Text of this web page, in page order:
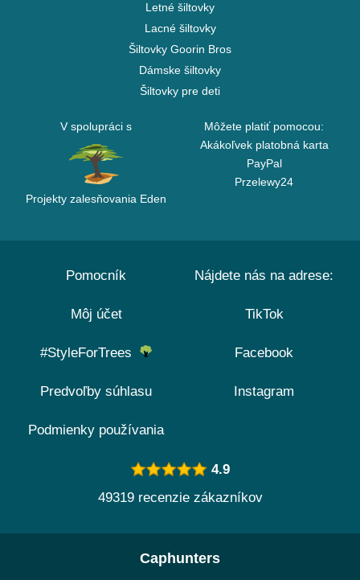
Letné šiltovky
Lacné šiltovky
Šiltovky Goorin Bros
Dámske šiltovky
Šiltovky pre deti
V spolupráci s
Projekty zalesňovania Eden
Môžete platiť pomocou:
Akákoľvek platobná karta
PayPal
Przelewy24
Pomocník
Môj účet
#StyleForTrees
Predvoľby súhlasu
Podmienky používania
Nájdete nás na adrese:
TikTok
Facebook
Instagram
4.9
49319 recenzie zákazníkov
Caphunters